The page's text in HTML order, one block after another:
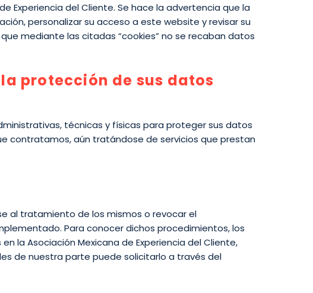
Experiencia del Cliente. Se hace la advertencia que la
personalizar su acceso a este website y revisar su
mediante las citadas “cookies” no se recaban datos
protección de sus datos
técnicas y físicas para proteger sus datos
contratamos, aún tratándose de servicios que prestan
al tratamiento de los mismos o revocar el
Para conocer dichos procedimientos, los
la Asociación Mexicana de Experiencia del Cliente,
de nuestra parte puede solicitarlo a través del